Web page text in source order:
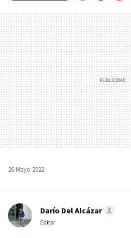
26 Mayo 2022
Darío Del Alcázar
Editor